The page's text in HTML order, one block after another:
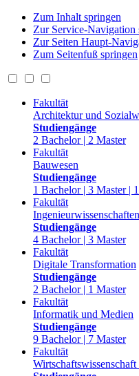
Zum Inhalt springen
Zur Service-Navigation
Zur Seiten Haupt-
Zum Seitenfuß springen
Fakultät
Architektur und
Studiengänge
2 Bachelor | 2 Master
Fakultät
Bauwesen
Studiengänge
1 Bachelor | 3 Master |
Fakultät
Ingenieurwissenschaften
Studiengänge
4 Bachelor | 3 Master
Fakultät
Digitale Transformation
Studiengänge
2 Bachelor | 1 Master
Fakultät
Informatik und Medien
Studiengänge
9 Bachelor | 7 Master
Fakultät